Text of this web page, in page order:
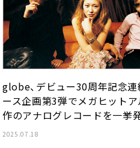
globe、デビュー30周年記念連
ース企画第3弾でメガヒット
作のアナログレコードを一挙
2025.07.18